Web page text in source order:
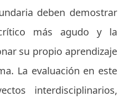
deben demostrar
más agudo y la
su propio aprendizaje
La evaluación en este
interdisciplinarios,